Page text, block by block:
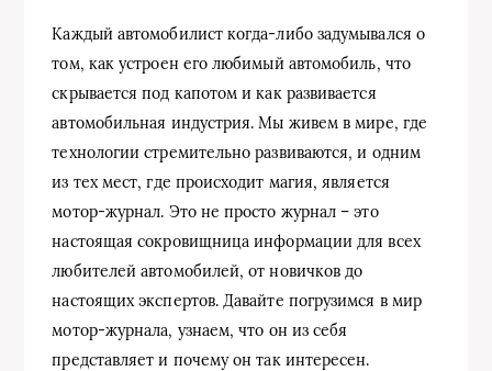
Каждый автомобилист когда-либо задумывался о
том, как устроен его любимый автомобиль, что
скрывается под капотом и как развивается
автомобильная индустрия. Мы живем в мире, где
технологии стремительно развиваются, и одним
из тех мест, где происходит магия, является
мотор-журнал. Это не просто журнал – это
настоящая сокровищница информации для всех
любителей автомобилей, от новичков до
настоящих экспертов. Давайте погрузимся в мир
мотор-журнала, узнаем, что он из себя
представляет и почему он так интересен.